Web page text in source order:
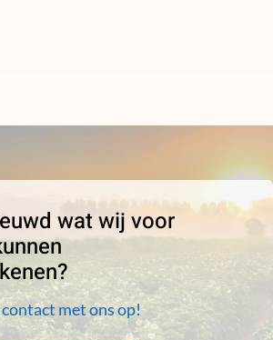
wat wij voor
met ons op!